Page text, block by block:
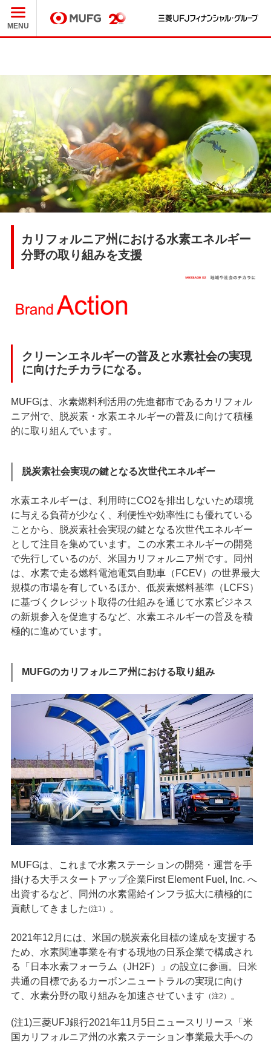
MUFG
MENU
カリフォルニア州における⽔素エネルギー
分野の取り組みを支援
クリーンエネルギーの普及と⽔素社会の実現
に向けたチカラになる。
MUFGは、⽔素燃料利活用の先進都市であるカリフォル
ニア州で、脱炭素・⽔素エネルギーの普及に向けて積極
的に取り組んでいます。
脱炭素社会実現の鍵となる次世代エネルギー
⽔素エネルギーは、利⽤時にCO2を排出しないため環境
に与える負荷が少なく、利便性や効率性にも優れている
ことから、脱炭素社会実現の鍵となる次世代エネルギー
として注⽬を集めています。この⽔素エネルギーの開発
で先⾏しているのが、⽶国カリフォルニア州です。同州
は、⽔素で⾛る燃料電池電気⾃動⾞（FCEV）の世界最⼤
規模の市場を有しているほか、低炭素燃料基準（LCFS）
に基づくクレジット取得の仕組みを通じて⽔素ビジネス
の新規参⼊を促進するなど、⽔素エネルギーの普及を積
極的に進めています。
MUFGのカリフォルニア州における取り組み
MUFGは、これまで⽔素ステーションの開発・運営を⼿
掛ける⼤⼿スタートアップ企業First Element Fuel, Inc. へ
出資するなど、同州の⽔素需給インフラ拡⼤に積極的に
貢献してきました(注1） 。
2021年12月には、⽶国の脱炭素化⽬標の達成を⽀援する
ため、⽔素関連事業を有する現地の⽇系企業で構成され
る「⽇本⽔素フォーラム（JH2F）」の設⽴に参画。⽇⽶
共通の⽬標であるカーボンニュートラルの実現に向け
て、⽔素分野の取り組みを加速させています （注2） 。
(注1)三菱UFJ銀行2021年11月5日ニュースリリース「米
国カリフォルニア州の水素ステーション事業最大手への